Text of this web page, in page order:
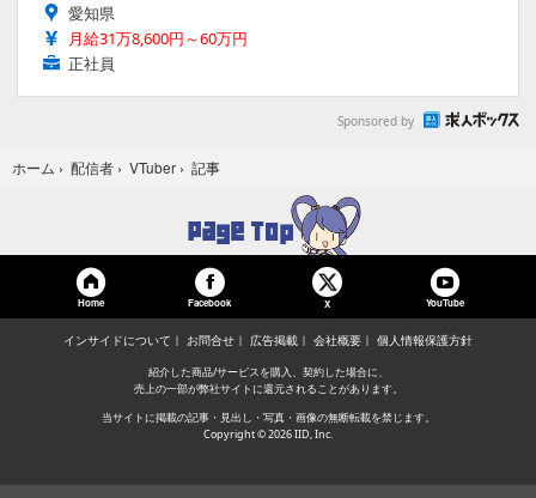
愛知県
月給31万8,600円～60万円
正社員
Sponsored by
ホーム › 配信者 › VTuber › 記事
Home Facebook X YouTube
インサイドについて お問合せ 広告掲載 会社概要 個人情報保護方針
紹介した商品/サービスを購入、契約した場合に、
売上の一部が弊社サイトに還元されることがあります。
当サイトに掲載の記事・見出し・写真・画像の無断転載を禁じます。
Copyright © 2026 IID, Inc.